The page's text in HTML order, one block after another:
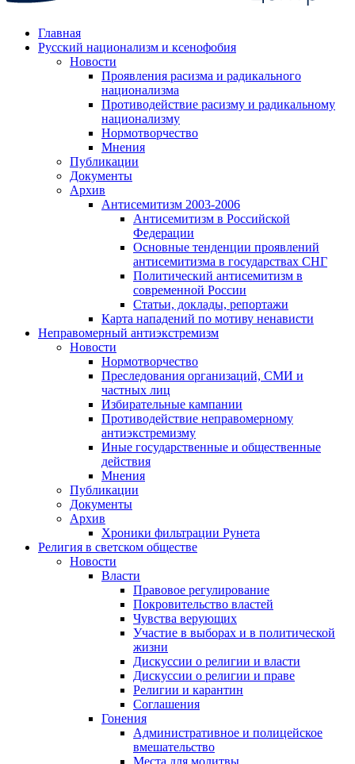
Главная
Русский национализм и ксенофобия
Новости
Проявления расизма и радикального
национализма
Противодействие расизму и радикальному
национализму
Нормотворчество
Мнения
Публикации
Документы
Архив
Антисемитизм 2003-2006
Антисемитизм в Российской
Федерации
Основные тенденции проявлений
антисемитизма в государствах СНГ
Политический антисемитизм в
современной России
Статьи, доклады, репортажи
Карта нападений по мотиву ненависти
Неправомерный антиэкстремизм
Новости
Нормотворчество
Преследования организаций, СМИ и
частных лиц
Избирательные кампании
Противодействие неправомерному
антиэкстремизму
Иные государственные и общественные
действия
Мнения
Публикации
Документы
Архив
Хроники фильтрации Рунета
Религия в светском обществе
Новости
Власти
Правовое регулирование
Покровительство властей
Чувства верующих
Участие в выборах и в политической
жизни
Дискуссии о религии и власти
Дискуссии о религии и праве
Религии и карантин
Соглашения
Гонения
Административное и полицейское
вмешательство